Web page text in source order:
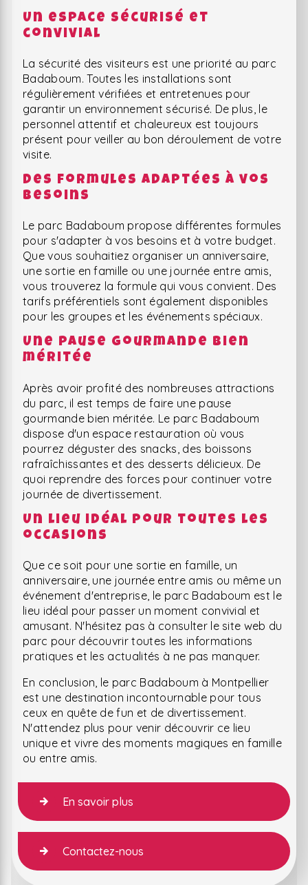
Un espace sécurisé et
convivial
La sécurité des visiteurs est une priorité au parc
Badaboum. Toutes les installations sont
régulièrement vérifiées et entretenues pour
garantir un environnement sécurisé. De plus, le
personnel attentif et chaleureux est toujours
présent pour veiller au bon déroulement de votre
visite.
Des formules adaptées à vos
besoins
Le parc Badaboum propose différentes formules
pour s'adapter à vos besoins et à votre budget.
Que vous souhaitiez organiser un anniversaire,
une sortie en famille ou une journée entre amis,
vous trouverez la formule qui vous convient. Des
tarifs préférentiels sont également disponibles
pour les groupes et les événements spéciaux.
Une pause gourmande bien
méritée
Après avoir profité des nombreuses attractions
du parc, il est temps de faire une pause
gourmande bien méritée. Le parc Badaboum
dispose d'un espace restauration où vous
pourrez déguster des snacks, des boissons
rafraîchissantes et des desserts délicieux. De
quoi reprendre des forces pour continuer votre
journée de divertissement.
Un lieu idéal pour toutes les
occasions
Que ce soit pour une sortie en famille, un
anniversaire, une journée entre amis ou même un
événement d'entreprise, le parc Badaboum est le
lieu idéal pour passer un moment convivial et
amusant. N'hésitez pas à consulter le site web du
parc pour découvrir toutes les informations
pratiques et les actualités à ne pas manquer.
En conclusion, le parc Badaboum à Montpellier
est une destination incontournable pour tous
ceux en quête de fun et de divertissement.
N'attendez plus pour venir découvrir ce lieu
unique et vivre des moments magiques en famille
ou entre amis.
En savoir plus
Contactez-nous